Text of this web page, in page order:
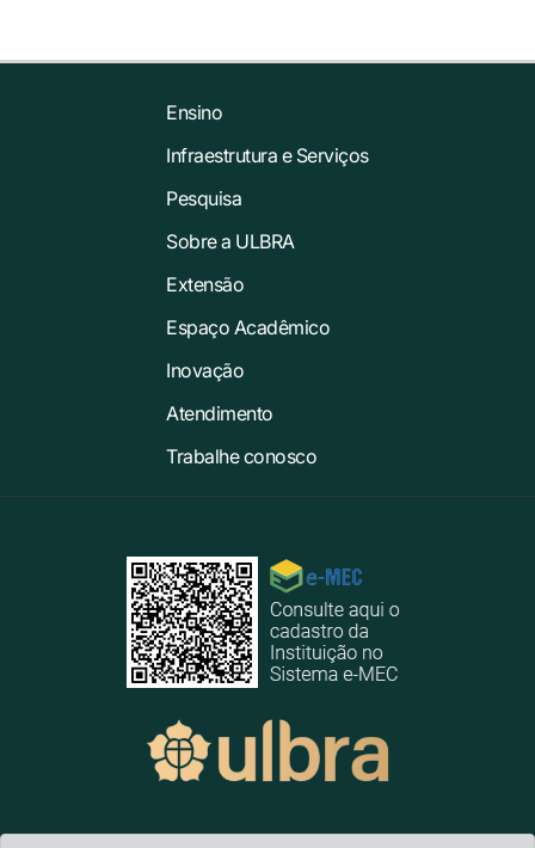
Ensino
Infraestrutura e Serviços
Pesquisa
Sobre a ULBRA
Extensão
Espaço Acadêmico
Inovação
Atendimento
Trabalhe conosco